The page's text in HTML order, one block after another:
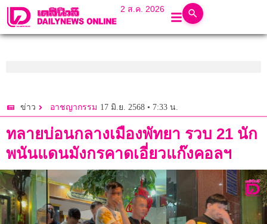
2 ส.ค. 2026
ข่าว อาชญากรรม 17 มิ.ย. 2568 • 7:33 น.
ทลายบ่อนกลางเมืองพัทยา รวบ 21 นัก
พนันแดนมังกรคาดเอี่ยวแก๊งคอลฯ